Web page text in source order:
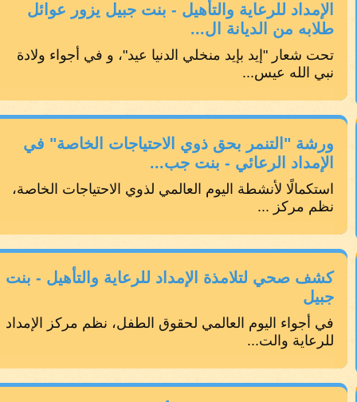
الإمداد للرعاية والتأهيل - بنت جبيل يزور عوائل
طلابه من الديانة ال...
تحت شعار "إيد بإيد منخلي الدنيا عيد"، و في أجواء ولادة
نبي الله عيس...
ورشة "التنمر بحق ذوي الاحتياجات الخاصة" في
الإمداد الرعائي - بنت جب...
استكمالًا لأنشطة اليوم العالمي لذوي الاحتياجات الخاصة،
نظم مركز ...
كشف صحي لتلامذة الإمداد للرعاية والتأهيل - بنت
جبيل
في أجواء اليوم العالمي لحقوق الطفل، نظم مركز الإمداد
للرعاية والت...